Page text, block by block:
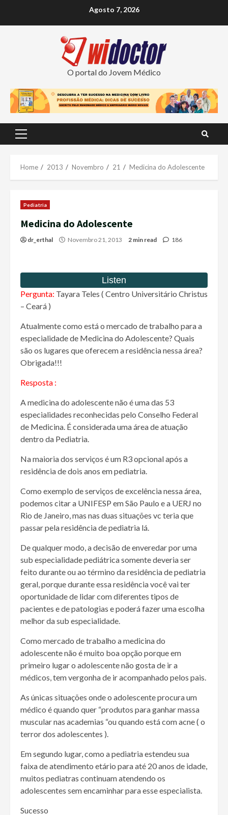
Agosto 7, 2026
O portal do Jovem Médico
Primary
Home 2013 Novembro 21 Medicina do Adolescente
Pediatria
Medicina do Adolescente
dr_erthal Novembro 21, 2013 2 min read 186
Pergunta: Tayara Teles ( Centro Universitário Christus
– Ceará )
Atualmente como está o mercado de trabalho para a
especialidade de Medicina do Adolescente? Quais
são os lugares que oferecem a residência nessa área?
Obrigada!!!
Resposta :
A medicina do adolescente não é uma das 53
especialidades reconhecidas pelo Conselho Federal
de Medicina. É considerada uma área de atuação
dentro da Pediatria.
Na maioria dos serviços é um R3 opcional após a
residência de dois anos em pediatria.
Como exemplo de serviços de excelência nessa área,
podemos citar a UNIFESP em São Paulo e a UERJ no
Rio de Janeiro, mas nas duas situações vc teria que
passar pela residência de pediatria lá.
De qualquer modo, a decisão de enveredar por uma
sub especialidade pediátrica somente deveria ser
feito durante ou ao término da residência de pediatria
geral, porque durante essa residência você vai ter
oportunidade de lidar com diferentes tipos de
pacientes e de patologias e poderá fazer uma escolha
melhor da sub especialidade.
Como mercado de trabalho a medicina do
adolescente não é muito boa opção porque em
primeiro lugar o adolescente não gosta de ir a
médicos, tem vergonha de ir acompanhado pelos pais.
As únicas situações onde o adolescente procura um
médico é quando quer “produtos para ganhar massa
muscular nas academias “ou quando está com acne ( o
terror dos adolescentes ).
Em segundo lugar, como a pediatria estendeu sua
faixa de atendimento etário para até 20 anos de idade,
muitos pediatras continuam atendendo os
adolescentes sem encaminhar para esse especialista.
Sucesso